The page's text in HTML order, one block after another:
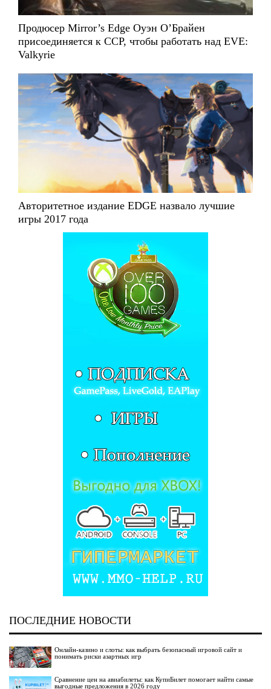
Продюсер Mirror’s Edge Оуэн О’Брайен
присоединяется к CCP, чтобы работать над EVE:
Valkyrie
Авторитетное издание EDGE назвало лучшие
игры 2017 года
ПОСЛЕДНИЕ НОВОСТИ
Онлайн-казино и слоты: как выбрать безопасный игровой сайт и
понимать риски азартных игр
Сравнение цен на авиабилеты: как КупиБилет помогает найти самые
выгодные предложения в 2026 году